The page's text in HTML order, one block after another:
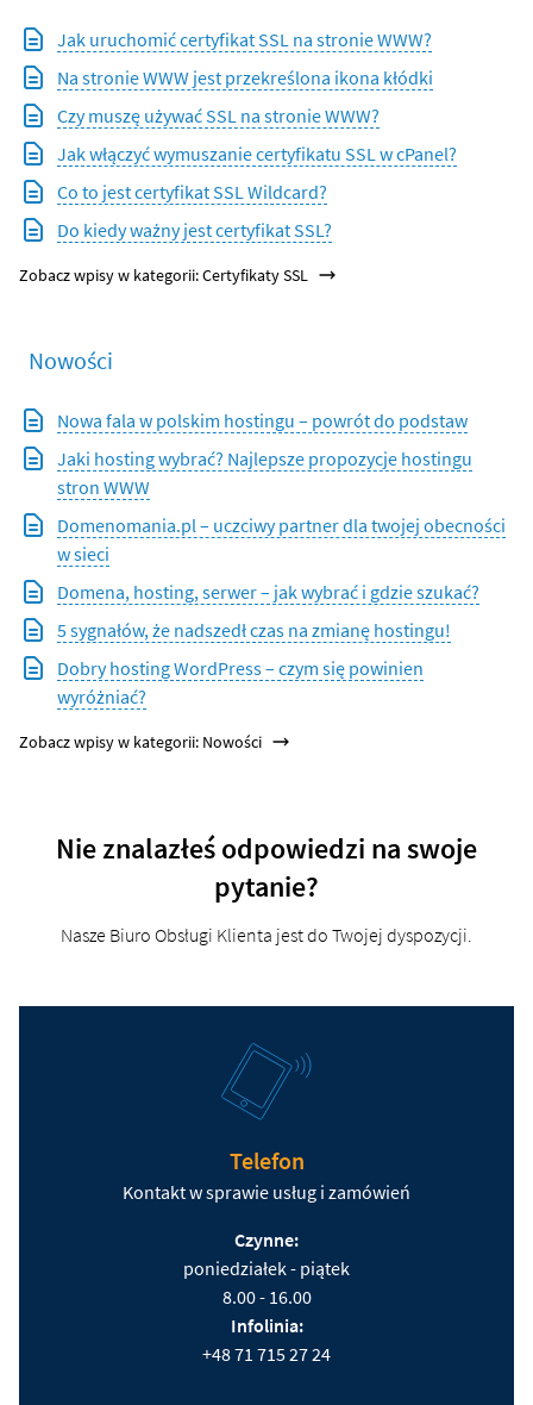
Jak uruchomić certyfikat SSL na stronie WWW?
Na stronie WWW jest przekreślona ikona kłódki
Czy muszę używać SSL na stronie WWW?
Jak włączyć wymuszanie certyfikatu SSL w cPanel?
Co to jest certyfikat SSL Wildcard?
Do kiedy ważny jest certyfikat SSL?
Zobacz wpisy w kategorii: Certyfikaty SSL
Nowości
Nowa fala w polskim hostingu – powrót do podstaw
Jaki hosting wybrać? Najlepsze propozycje hostingu
stron WWW
Domenomania.pl – uczciwy partner dla twojej obecności
w sieci
Domena, hosting, serwer – jak wybrać i gdzie szukać?
5 sygnałów, że nadszedł czas na zmianę hostingu!
Dobry hosting WordPress – czym się powinien
wyróżniać?
Zobacz wpisy w kategorii: Nowości
Nie znalazłeś odpowiedzi na swoje
pytanie?
Nasze Biuro Obsługi Klienta jest do Twojej dyspozycji.
Telefon
Kontakt w sprawie usług i zamówień
Czynne:
poniedziałek - piątek
8.00 - 16.00
Infolinia:
+48 71 715 27 24